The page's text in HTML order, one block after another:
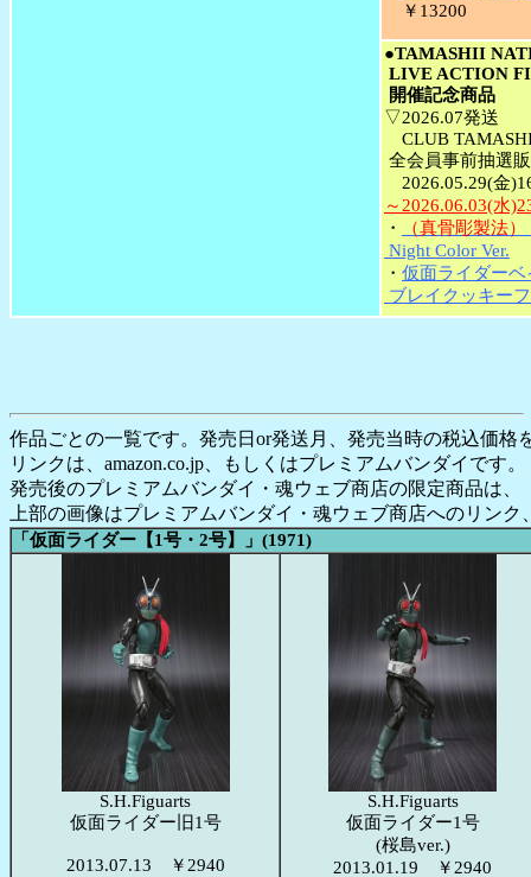
￥13200
●TAMASHII
LIVE ACTION
開催記念商品
▽2026.07発送
CLUB
全会員事前抽選
2026.05.29(金
～2026.06.03(水
・
（真骨彫製法）
Night Color Ver.
・ 仮面ライダーベ
ブレイクッキー
作品ごとの一覧です。発売日or発送月、発売当時の税込価格
リンクは、amazon.co.jp、もしくはプレミアムバンダイです。
発売後のプレミアムバンダイ・魂ウェブ商店の限定商品は、
上部の画像はプレミアムバンダイ・魂ウェブ商店へのリン
「仮面ライダー【1号・2号】」(1971)
S.H.Figuarts
仮面ライダー旧1号
2013.07.13 ￥2940
S.H.Figuarts
仮面ライダー1号
(桜島ver.)
2013.01.19 ￥2940